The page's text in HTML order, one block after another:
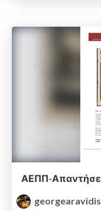
georgearavidis